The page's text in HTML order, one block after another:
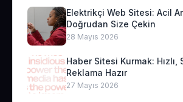
Elektrikçi Web Sitesi: Acil
Doğrudan Size Çekin
28 Mayıs 2026
Haber Sitesi Kurmak: Hızlı,
Reklama Hazır
27 Mayıs 2026